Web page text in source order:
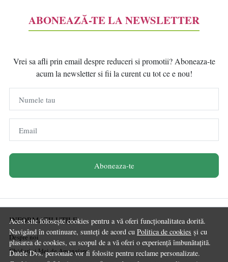
Acest site folosește cookies pentru a vă oferi funcționalitatea dorită.
Navigând în continuare, sunteți de acord cu Politica de cookies și cu
plasarea de cookies, cu scopul de a vă oferi o experiență îmbunătațită.
Datele Dvs. personale vor fi folosite pentru reclame personalizate.
ABONEAZĂ-TE LA NEWSLETTER
Vrei sa afli prin email despre reduceri si promotii? Aboneaza-te
acum la newsletter si fii la curent cu tot ce e nou!
Numele tau
Email
Aboneaza-te
INFORMATII UTILE
Despre noi
Ghiduri și Idei de Amenajare